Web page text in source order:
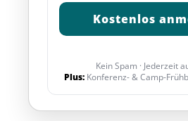
Kein Spam · Jederzeit
Plus:Konferenz- & Camp-